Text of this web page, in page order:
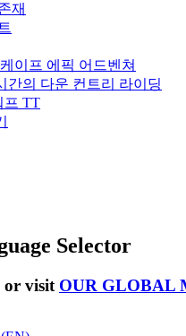
재
이프 에픽 어드벤쳐
간의 다운 컨트리 라이딩
프 TT
Selector
or visit OUR GLOBAL